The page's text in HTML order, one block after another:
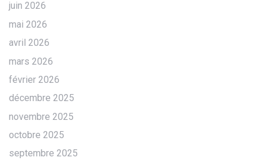
juin 2026
mai 2026
avril 2026
mars 2026
février 2026
décembre 2025
novembre 2025
octobre 2025
septembre 2025